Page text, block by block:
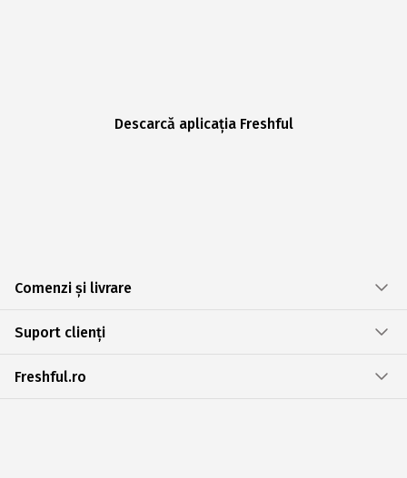
Descarcă aplicația Freshful
Comenzi și livrare
Suport clienți
Freshful.ro